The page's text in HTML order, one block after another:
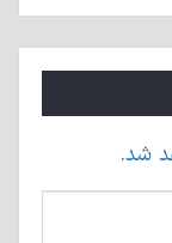
شد.